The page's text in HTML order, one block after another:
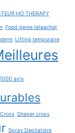
HO THERAPY
Food genie teleachat
Lifting temporaire
avis
Shaper cross
Spray Depilatoire